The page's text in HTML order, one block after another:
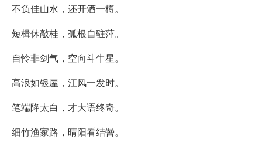
不负佳山水，还开酒一樽。
短楫休敲桂，孤根自驻萍。
自怜非剑气，空向斗牛星。
高浪如银屋，江风一发时。
笔端降太白，才大语终奇。
细竹渔家路，晴阳看结罾。